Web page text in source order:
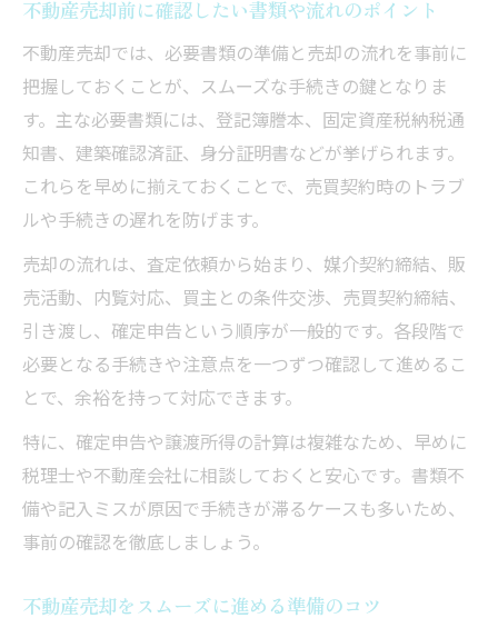
不動産売却前に確認したい書類や流れのポイント
不動産売却では、必要書類の準備と売却の流れを事前に
把握しておくことが、スムーズな手続きの鍵となりま
す。主な必要書類には、登記簿謄本、固定資産税納税通
知書、建築確認済証、身分証明書などが挙げられます。
これらを早めに揃えておくことで、売買契約時のトラブ
ルや手続きの遅れを防げます。
売却の流れは、査定依頼から始まり、媒介契約締結、販
売活動、内覧対応、買主との条件交渉、売買契約締結、
引き渡し、確定申告という順序が一般的です。各段階で
必要となる手続きや注意点を一つずつ確認して進めるこ
とで、余裕を持って対応できます。
特に、確定申告や譲渡所得の計算は複雑なため、早めに
税理士や不動産会社に相談しておくと安心です。書類不
備や記入ミスが原因で手続きが滞るケースも多いため、
事前の確認を徹底しましょう。
不動産売却をスムーズに進める準備のコツ